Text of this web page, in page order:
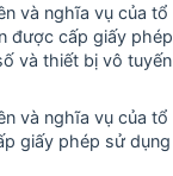
và nghĩa vụ của tổ
được cấp giấy phép
và thiết bị vô tuyến
và nghĩa vụ của tổ
giấy phép sử dụng